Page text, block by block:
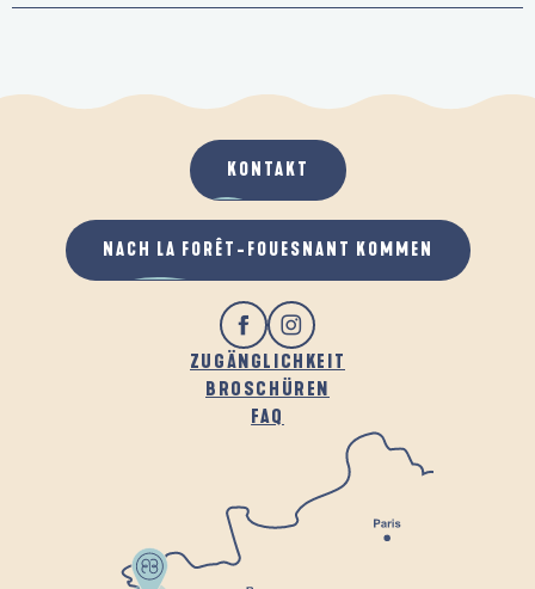
ZUGÄNGLICHKEIT
BROSCHÜREN
FAQ
KONTAKT
NACH LA FORÊT-FOUESNANT KOMMEN